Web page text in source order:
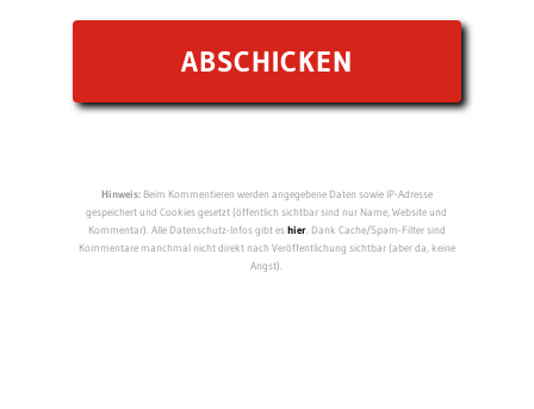
Hinweis:Beim Kommentieren werden angegebene Daten sowie IP-Adresse
gespeichert und Cookies gesetzt (öffentlich sichtbar sind nur Name, Website und
Kommentar). Alle Datenschutz-Infos gibt eshier. Dank Cache/Spam-Filter sind
Kommentare manchmal nicht direkt nach Veröffentlichung sichtbar (aber da, keine
Angst).